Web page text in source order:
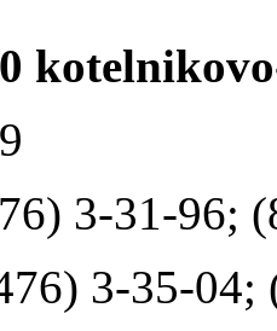
3-31-96;
3-35-04;